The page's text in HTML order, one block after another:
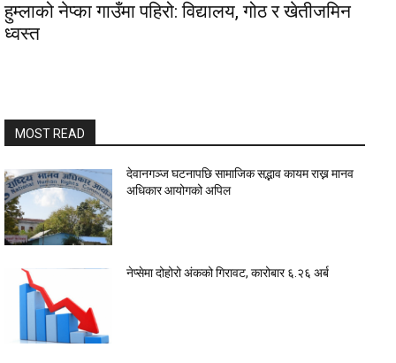
हुम्लाको नेप्का गाउँमा पहिरो: विद्यालय, गोठ र खेतीजमिन
ध्वस्त
MOST READ
देवानगञ्ज घटनापछि सामाजिक सद्भाव कायम राख्न मानव
अधिकार आयोगको अपिल
नेप्सेमा दोहोरो अंकको गिरावट, कारोबार ६.२६ अर्ब